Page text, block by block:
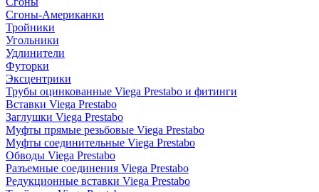
Сгоны-Американки
Тройники
Угольники
Удлинители
Футорки
Эксцентрики
Трубы оцинкованные Viega Prestabo и фитинги
Вставки Viega Prestabo
Заглушки Viega Prestabo
Муфты прямые резьбовые Viega Prestabo
Муфты соединительные Viega Prestabo
Обводы Viega Prestabo
Разъемные соединения Viega Prestabo
Редукционные вставки Viega Prestabo